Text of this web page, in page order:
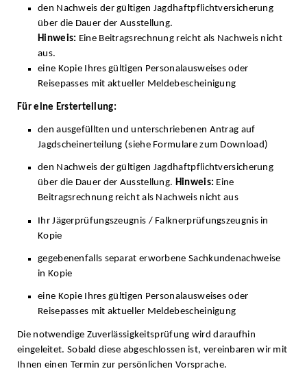
den Nachweis der gültigen Jagdhaftpflichtversicherung
über die Dauer der Ausstellung.
Hinweis: Eine Beitragsrechnung reicht als Nachweis nicht
aus.
eine Kopie Ihres gültigen Personalausweises oder
Reisepasses mit aktueller Meldebescheinigung
Für eine Ersterteilung:
den ausgefüllten und unterschriebenen Antrag auf
Jagdscheinerteilung (siehe Formulare zum Download)
den Nachweis der gültigen Jagdhaftpflichtversicherung
über die Dauer der Ausstellung. Hinweis: Eine
Beitragsrechnung reicht als Nachweis nicht aus
Ihr Jägerprüfungszeugnis / Falknerprüfungszeugnis in
Kopie
gegebenenfalls separat erworbene Sachkundenachweise
in Kopie
eine Kopie Ihres gültigen Personalausweises oder
Reisepasses mit aktueller Meldebescheinigung
Die notwendige Zuverlässigkeitsprüfung wird daraufhin
eingeleitet. Sobald diese abgeschlossen ist, vereinbaren wir mit
Ihnen einen Termin zur persönlichen Vorsprache.